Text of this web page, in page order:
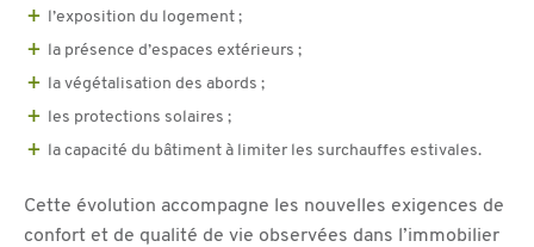
l’exposition du logement ;
la présence d’espaces extérieurs ;
la végétalisation des abords ;
les protections solaires ;
la capacité du bâtiment à limiter les surchauffes estivales.
Cette évolution accompagne les nouvelles exigences de
confort et de qualité de vie observées dans l’immobilier